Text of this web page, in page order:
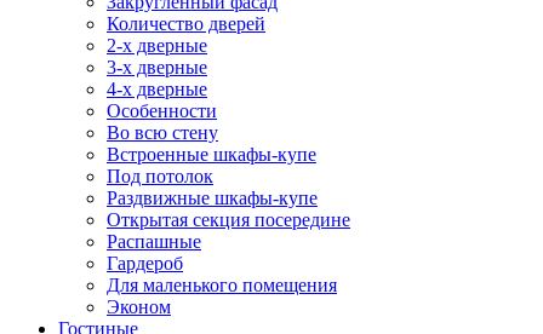
Количество дверей
2-х дверные
3-х дверные
4-х дверные
Особенности
Во всю стену
Встроенные шкафы-купе
Под потолок
Раздвижные шкафы-купе
Открытая секция посередине
Распашные
Гардероб
Для маленького помещения
Эконом
Гостиные